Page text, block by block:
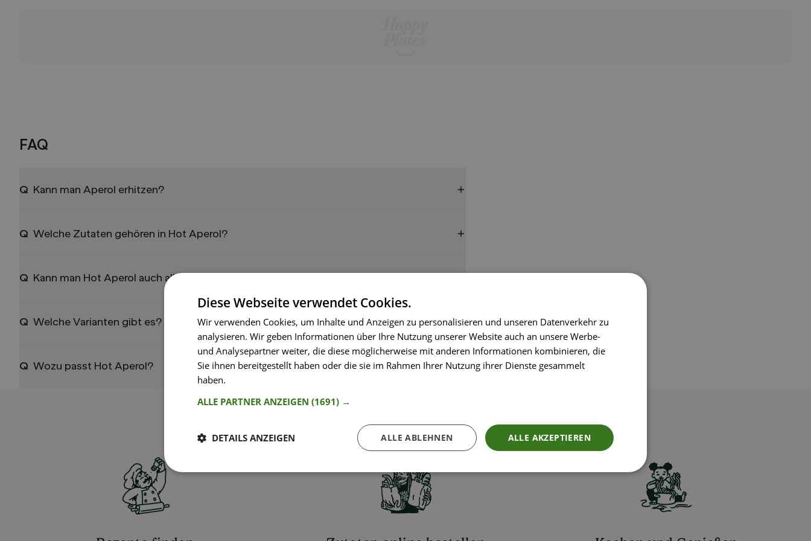
FAQ
Q Kann man Aperol erhitzen?
Q Welche Zutaten gehören in Hot Aperol?
Q Kann man Hot Aperol auch alkoholfrei machen?
Q Welche Varianten gibt es?
Q Wozu passt Hot Aperol?
Diese Webseite verwendet Cookies.
Wir verwenden Cookies, um Inhalte und Anzeigen zu personalisieren und unseren Datenverkehr zu
analysieren. Wir geben Informationen über Ihre Nutzung unserer Website auch an unsere Werbe-
und Analysepartner weiter, die diese möglicherweise mit anderen Informationen kombinieren, die
Sie ihnen bereitgestellt haben oder die sie im Rahmen Ihrer Nutzung ihrer Dienste gesammelt
haben.
ALLE PARTNER ANZEIGEN (1691) →
ALLE AKZEPTIEREN
ALLE ABLEHNEN
DETAILS ANZEIGEN